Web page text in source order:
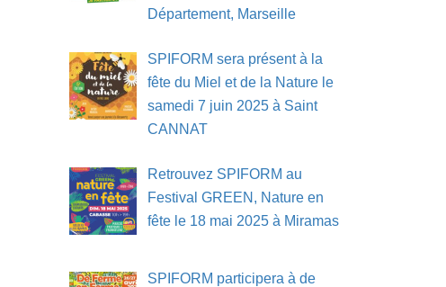
Département, Marseille
SPIFORM sera présent à la
fête du Miel et de la Nature le
samedi 7 juin 2025 à Saint
CANNAT
Retrouvez SPIFORM au
Festival GREEN, Nature en
fête le 18 mai 2025 à Miramas
SPIFORM participera à de